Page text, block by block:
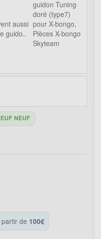
aussi
guido..
NEUF
de 100€